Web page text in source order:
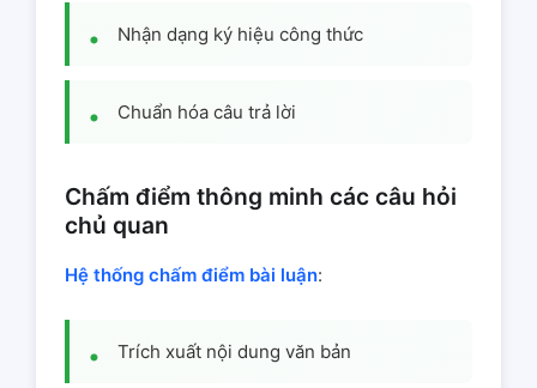
Nhận dạng ký hiệu công thức
Chuẩn hóa câu trả lời
Chấm điểm thông minh các câu hỏi
chủ quan
Hệ thống chấm điểm bài luận:
Trích xuất nội dung văn bản